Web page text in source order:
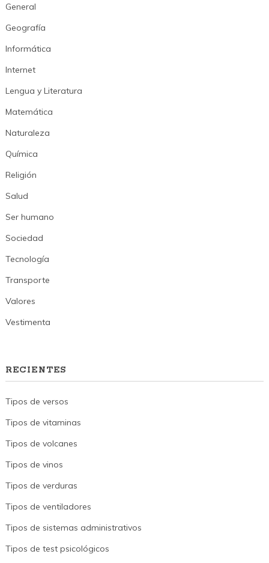
General
Geografía
Informática
Internet
Lengua y Literatura
Matemática
Naturaleza
Química
Religión
Salud
Ser humano
Sociedad
Tecnología
Transporte
Valores
Vestimenta
RECIENTES
Tipos de versos
Tipos de vitaminas
Tipos de volcanes
Tipos de vinos
Tipos de verduras
Tipos de ventiladores
Tipos de sistemas administrativos
Tipos de test psicológicos